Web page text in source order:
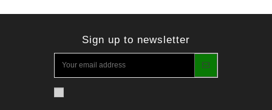
Sign up to newsletter